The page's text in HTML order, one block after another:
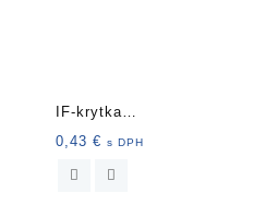
IF-krytka
nalepovacia13mm 20ks
9161 sv.č
0,43 € s DPH